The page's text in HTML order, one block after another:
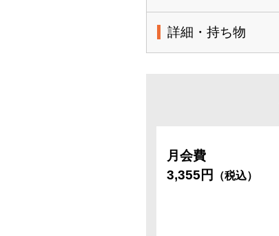
詳細・持ち物
月会費
3,355円
（税込）